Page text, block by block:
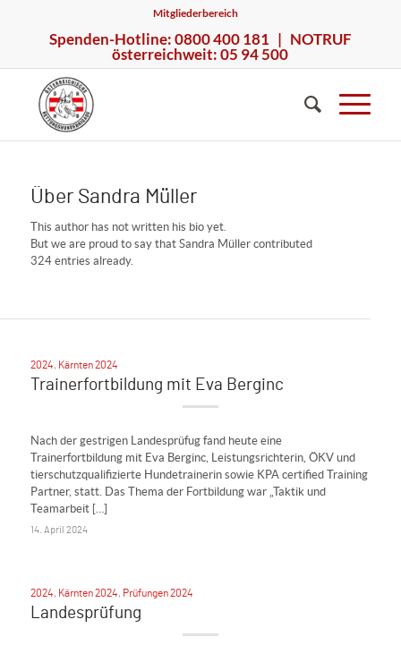
Mitgliederbereich
Spenden-Hotline: 0800 400 181 | NOTRUF
österreichweit: 05 94 500
Über Sandra Müller
This author has not written his bio yet.
But we are proud to say that Sandra Müllercontributed
324 entries already.
2024, Kärnten 2024
Trainerfortbildung mit Eva Berginc
Nach der gestrigen Landesprüfug fand heute eine
Trainerfortbildung mit Eva Berginc, Leistungsrichterin, ÖKV und
tierschutzqualifizierte Hundetrainerin sowie KPA certified Training
Partner, statt. Das Thema der Fortbildung war „Taktik und
Teamarbeit […]
14. April 2024
2024, Kärnten 2024, Prüfungen 2024
Landesprüfung